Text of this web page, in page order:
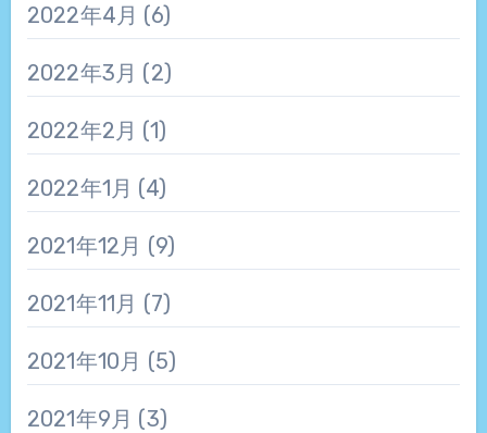
2022年4月 (6)
2022年3月 (2)
2022年2月 (1)
2022年1月 (4)
2021年12月 (9)
2021年11月 (7)
2021年10月 (5)
2021年9月 (3)